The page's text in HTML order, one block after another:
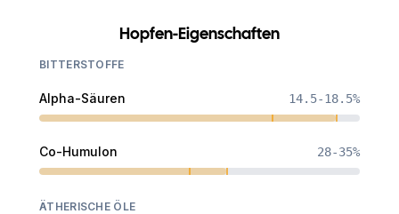
Hopfen-Eigenschaften
BITTERSTOFFE
Alpha-Säuren 14.5-18.5%
Co-Humulon 28-35%
ÄTHERISCHE ÖLE